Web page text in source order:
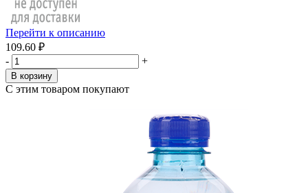
Перейти к описанию
109.60 ₽
-
+
В корзину
С этим товаром покупают